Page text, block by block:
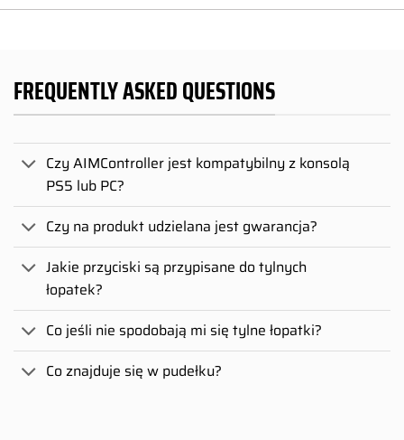
FREQUENTLY ASKED QUESTIONS
Czy AIMController jest kompatybilny z konsolą
PS5 lub PC?
Czy na produkt udzielana jest gwarancja?
Jakie przyciski są przypisane do tylnych
łopatek?
Co jeśli nie spodobają mi się tylne łopatki?
Co znajduje się w pudełku?